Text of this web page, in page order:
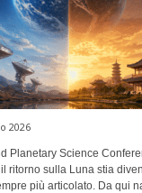
2026
Planetary Science
ritorno sulla Luna stia
più articolato. Da qui